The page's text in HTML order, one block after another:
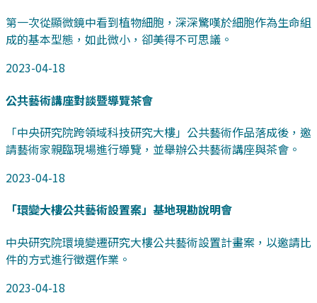
第一次從顯微鏡中看到植物細胞，深深驚嘆於細胞作為生命組
成的基本型態，如此微小，卻美得不可思議。
2023-04-18
公共藝術講座對談暨導覽茶會
「中央研究院跨領域科技研究大樓」公共藝術作品落成後，邀
請藝術家親臨現場進行導覽，並舉辦公共藝術講座與茶會。
2023-04-18
「環變大樓公共藝術設置案」基地現勘說明會
中央研究院環境變遷研究大樓公共藝術設置計畫案，以邀請比
件的方式進行徵選作業。
2023-04-18